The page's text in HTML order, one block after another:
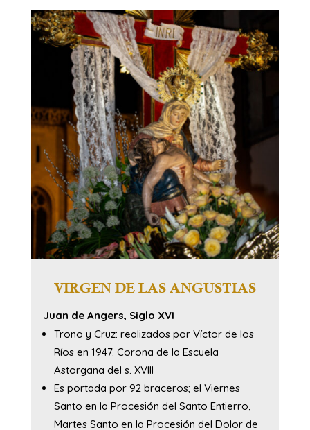
VIRGEN DE LAS ANGUSTIAS
Juan de Angers, Siglo XVI
Trono y Cruz: realizados por Víctor de los
Ríos en 1947. Corona de la Escuela
Astorgana del s. XVIII
Es portada por 92 braceros; el Viernes
Santo en la Procesión del Santo Entierro,
Martes Santo en la Procesión del Dolor de